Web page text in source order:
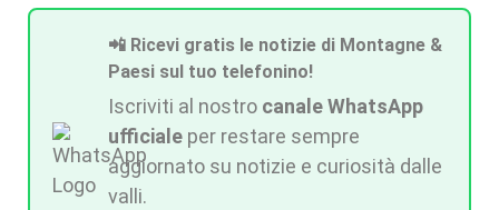
📲 Ricevi gratis le notizie di Montagne &
Paesi sul tuo telefonino!
Iscriviti al nostro canale WhatsApp
ufficiale per restare sempre
aggiornato su notizie e curiosità dalle
valli.